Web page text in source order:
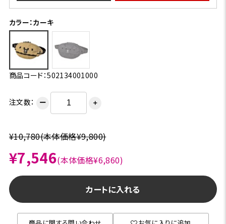
カラー：カーキ
商品コード：502134001000
注文数： ー ＋
¥10,780(本体価格¥9,800)
¥7,546(本体価格¥6,860)
カートに入れる